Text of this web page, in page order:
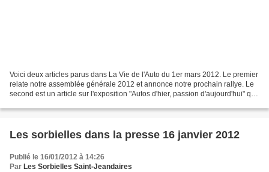
Voici deux articles parus dans La Vie de l'Auto du 1er mars 2012. Le premier
relate notre assemblée générale 2012 et annonce notre prochain rallye. Le
second est un article sur l'exposition "Autos d'hier, passion d'aujourd'hui" qui
Les sorbielles dans la presse 16 janvier 2012
Publié le 16/01/2012 à 14:26
Par Les Sorbielles Saint-Jeandaires